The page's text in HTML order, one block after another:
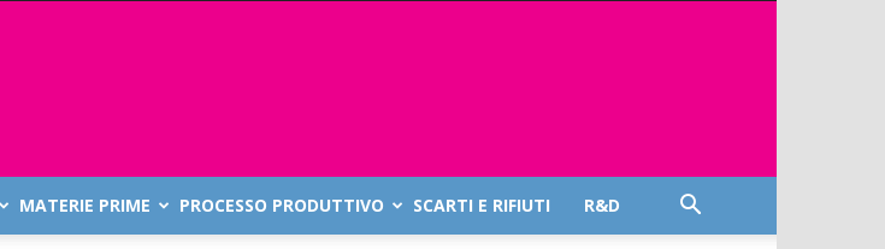
MATERIE PRIME PROCESSO PRODUTTIVO SCARTI E RIFIUTI R&D